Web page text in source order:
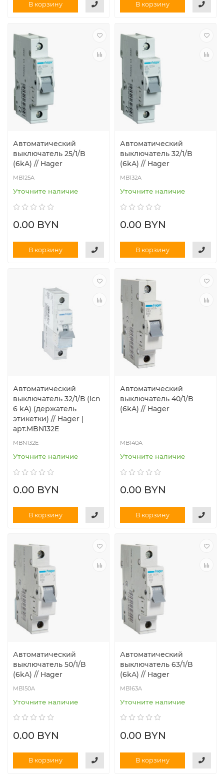
В корзину В корзину
Автоматический
выключатель 25/1/B
(6kA) // Hager
MB125A
Уточните наличие
0.00 BYN
В корзину
Автоматический
выключатель 32/1/B
(6kA) // Hager
MB132A
Уточните наличие
0.00 BYN
В корзину
Автоматический
выключатель 32/1/В (Icn
6 kA) (держатель
этикетки) // Hager |
арт.MBN132E
MBN132E
Уточните наличие
0.00 BYN
В корзину
Автоматический
выключатель 40/1/B
(6kA) // Hager
MB140A
Уточните наличие
0.00 BYN
В корзину
Автоматический
выключатель 50/1/B
(6kA) // Hager
MB150A
Уточните наличие
0.00 BYN
В корзину
Автоматический
выключатель 63/1/B
(6kA) // Hager
MB163A
Уточните наличие
0.00 BYN
В корзину